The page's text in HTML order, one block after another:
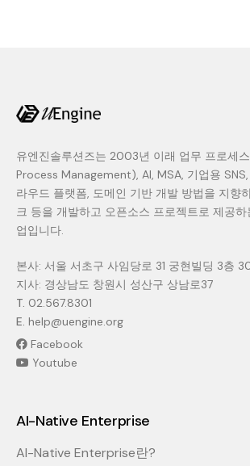
유엔진솔루션즈는 2003년 이래 업무 프로세
Process Management), AI, MSA, 기업용
라우드 플랫폼, 도메인 기반 개발 방법을 지향
크 등을 개발하고 오픈소스 프로젝트로 제공
업입니다.
본사: 서울 서초구 사임당로 31 궁현빌딩 3층
지사: 경상남도 창원시 성산구 상남로37
T. 02.567.8301
E. help@uengine.org
Facebook
Youtube
AI-Native Enterprise
AI-Native Enterprise란?